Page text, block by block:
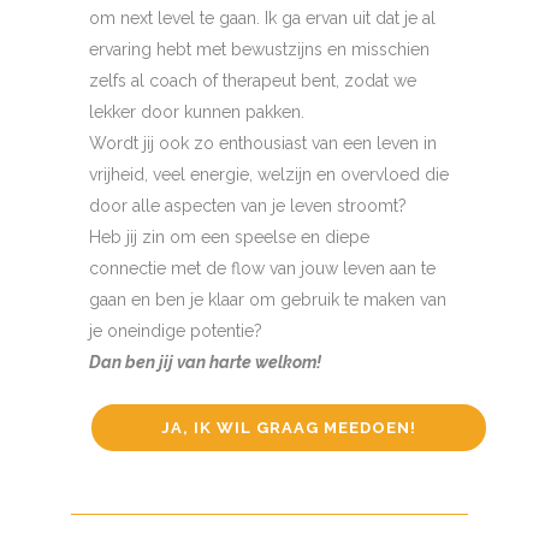
om next level te gaan. Ik ga ervan uit dat je al
ervaring hebt met bewustzijns en misschien
zelfs al coach of therapeut bent, zodat we
lekker door kunnen pakken.
Wordt jij ook zo enthousiast van een leven in
vrijheid, veel energie, welzijn en overvloed die
door alle aspecten van je leven stroomt?
Heb jij zin om een speelse en diepe
connectie met de flow van jouw leven aan te
gaan en ben je klaar om gebruik te maken van
je oneindige potentie?
Dan ben jij van harte welkom!
JA, IK WIL GRAAG MEEDOEN!